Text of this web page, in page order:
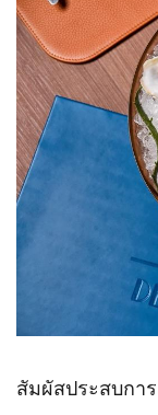
สัมผัสประสบกา